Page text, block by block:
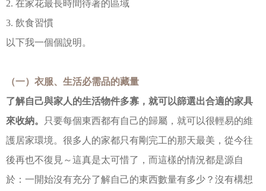
2. 在家花最長時間待著的區域
3. 飲食習慣
以下我一個個說明。
（一）衣服、生活必需品的藏量
了解自己與家人的生活物件多寡，就可以篩選出合適的家具
來收納。
只要每個東西都有自己的歸屬，就可以很輕易的維
護居家環境。很多人的家都只有剛完工的那天最美，從今往
後再也不復見～這真是太可惜了，而這樣的情況都是源自
於：一開始沒有充分了解自己的東西數量有多少？沒有構想